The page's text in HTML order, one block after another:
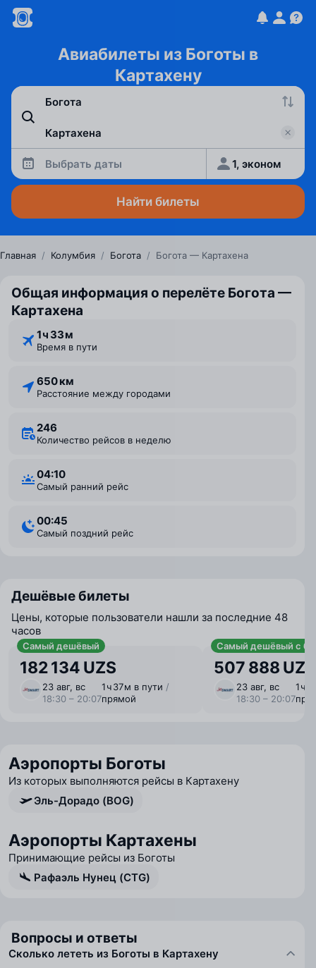
Авиабилеты из Боготы в
Картахену
Выбрать даты 1, эконом
Найти билеты
Главная / Колумбия / Богота / Богота — Картахена
Общая информация о перелёте Богота —
Картахена
1 ⁠ч 33 ⁠м
Время в пути
650 км
Расстояние между городами
246
Количество рейсов в неделю
04:10
Самый ранний рейс
00:45
Самый поздний рейс
Дешёвые билеты
Цены, которые пользователи нашли за последние 48
часов
Самый дешёвый
182 134 UZS
23 авг, вс
18:30 – 20:07
1 ⁠ч 37 ⁠м в пути /
прямой
Самый дешёвый с
507 888 UZS
23 авг, вс
18:30 – 20:07
1 ⁠ч
Аэропорты Боготы
Из которых выполняются рейсы в Картахену
Эль-Дорадо (BOG)
Аэропорты Картахены
Принимающие рейсы из Боготы
Рафаэль Нунец (CTG)
Вопросы и ответы
Сколько лететь из Боготы в Картахену